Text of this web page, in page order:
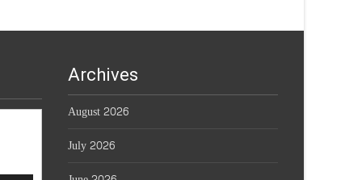
Archives
August 2026
July 2026